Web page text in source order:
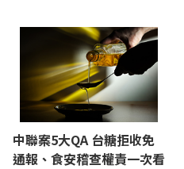
中聯案5大QA 台糖拒收免
通報、食安稽查權責一次看